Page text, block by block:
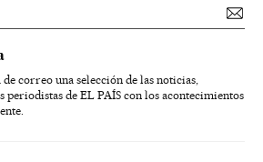
de correo una selección de las noticias,
periodistas de EL PAÍS con los acontecimientos